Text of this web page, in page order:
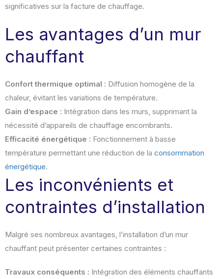
significatives sur la facture de chauffage.
Les avantages d’un mur
chauffant
Confort thermique optimal : Diffusion homogène de la
chaleur, évitant les variations de température.
Gain d’espace : Intégration dans les murs, supprimant la
nécessité d’appareils de chauffage encombrants.
Efficacité énergétique : Fonctionnement à basse
température permettant une réduction de la consommation
énergétique.
Les inconvénients et
contraintes d’installation
Malgré ses nombreux avantages, l’installation d’un mur
chauffant peut présenter certaines contraintes :
Travaux conséquents : Intégration des éléments chauffants